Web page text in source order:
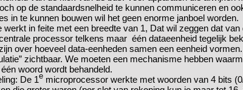
op de standaardsnelheid te kunnen communiceren en
in te kunnen bouwen wil het geen enorme janboel worden.
werkt in feite met een breedte van 1, Dat wil zeggen dat van
processor telkens maar één dataeenheid tegelijk
over hoeveel data-eenheden samen een eenheid
zichtbaar. We moeten een mechanisme hebben
woord wordt behandeld.
De 1emicroprocessor werkte met woorden van 4 bits